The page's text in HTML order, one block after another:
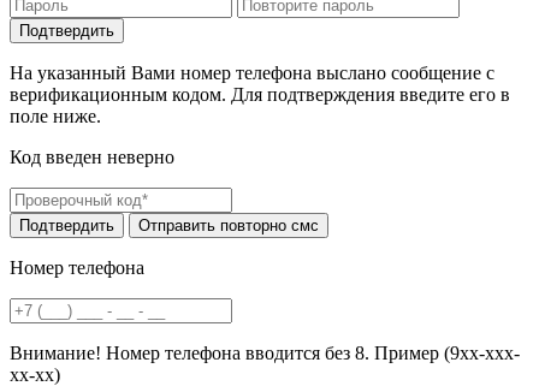
На указанный Вами номер телефона выслано сообщение с
верификационным кодом. Для подтверждения введите его в
поле ниже.
Код введен неверно
Номер телефона
Внимание! Номер телефона вводится без 8. Пример (9хх-ххх-
хх-хх)